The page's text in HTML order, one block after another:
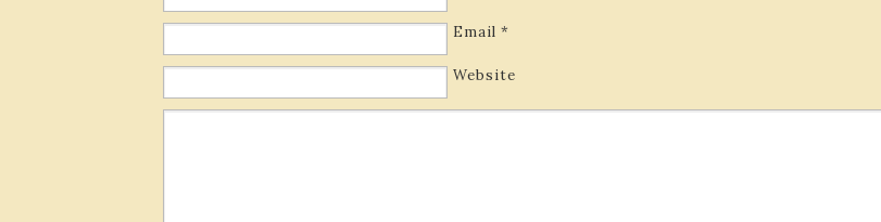
Email *
Website